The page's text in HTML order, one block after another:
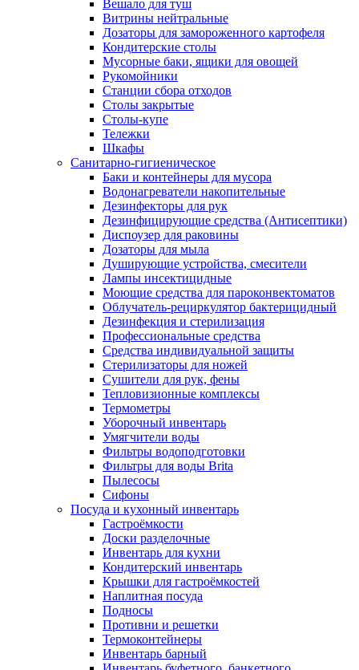
Вешало для туш
Витрины нейтральные
Дозаторы для замороженного картофеля
Кондитерские столы
Мусорные баки, ящики для овощей
Рукомойники
Станции сбора отходов
Столы закрытые
Столы-купе
Тележки
Шкафы
Санитарно-гигиеническое
Баки и контейнеры для мусора
Водонагреватели накопительные
Дезинфекторы для рук
Дезинфицирующие средства (Антисептики)
Диспоузер для раковины
Дозаторы для мыла
Душирующие устройства, смесители
Лампы инсектицидные
Моющие средства для пароконвектоматов
Облучатель-рециркулятор бактерицидный
Дезинфекция и стерилизация
Профессиональные средства
Средства индивидуальной защиты
Стерилизаторы для ножей
Сушители для рук, фены
Тепловизионные комплексы
Термометры
Уборочный инвентарь
Умягчители воды
Фильтры водоподготовки
Фильтры для воды Brita
Пылесосы
Сифоны
Посуда и кухонный инвентарь
Гастроёмкости
Доски разделочные
Инвентарь для кухни
Кондитерский инвентарь
Крышки для гастроёмкостей
Наплитная посуда
Подносы
Противни и решетки
Термоконтейнеры
Инвентарь барный